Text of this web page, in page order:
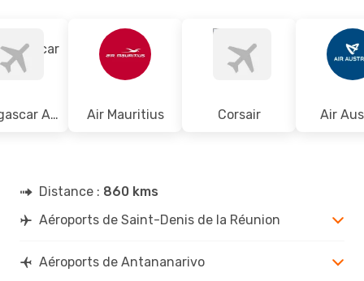
Madagascar Airlines Air Mauritius Corsair Air
Distance : 860 kms
Aéroports de Saint-Denis de la Réunion
Aéroports de Antananarivo